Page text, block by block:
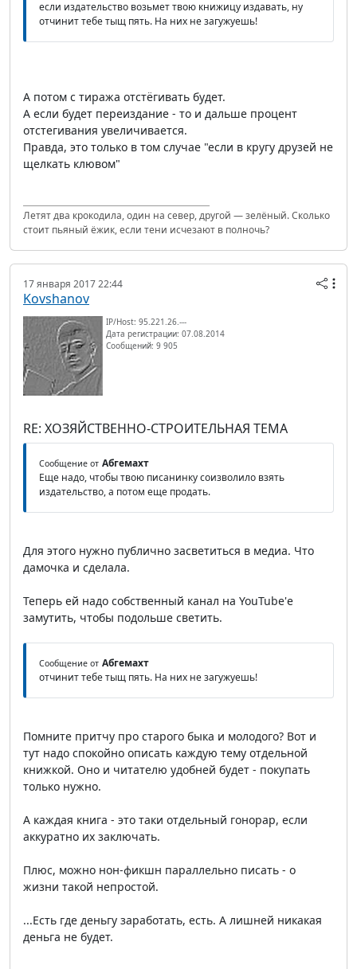
если издательство возьмет твою книжицу издавать, ну
отчинит тебе тыщ пять. На них не загужуешь!
А потом с тиража отстёгивать будет.
А если будет переиздание - то и дальше процент
отстегивания увеличивается.
Правда, это только в том случае "если в кругу друзей не
щелкать клювом"
Летят два крокодила, один на север, другой — зелёный. Сколько
стоит пьяный ёжик, если тени исчезают в полночь?
17 января 2017 22:44
Kovshanov
IP/Host: 95.221.26.---
Дата регистрации: 07.08.2014
Сообщений: 9 905
RE: ХОЗЯЙСТВЕННО-СТРОИТЕЛЬНАЯ ТЕМА
Сообщение от Абгемахт
Еще надо, чтобы твою писанинку соизволило взять
издательство, а потом еще продать.
Для этого нужно публично засветиться в медиа. Что
дамочка и сделала.
Теперь ей надо собственный канал на YouTube'е
замутить, чтобы подольше светить.
Сообщение от Абгемахт
отчинит тебе тыщ пять. На них не загужуешь!
Помните притчу про старого быка и молодого? Вот и
тут надо спокойно описать каждую тему отдельной
книжкой. Оно и читателю удобней будет - покупать
только нужно.
А каждая книга - это таки отдельный гонорар, если
аккуратно их заключать.
Плюс, можно нон-фикшн параллельно писать - о
жизни такой непростой.
...Есть где деньгу заработать, есть. А лишней никакая
деньга не будет.